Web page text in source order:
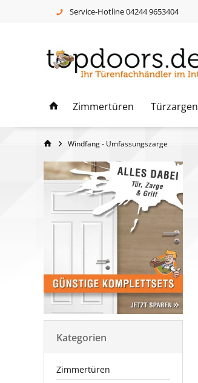
Service-Hotline 04244 9653404
Zimmertüren Türzargen
Windfang - Umfassungszarge
Kategorien
Zimmertüren